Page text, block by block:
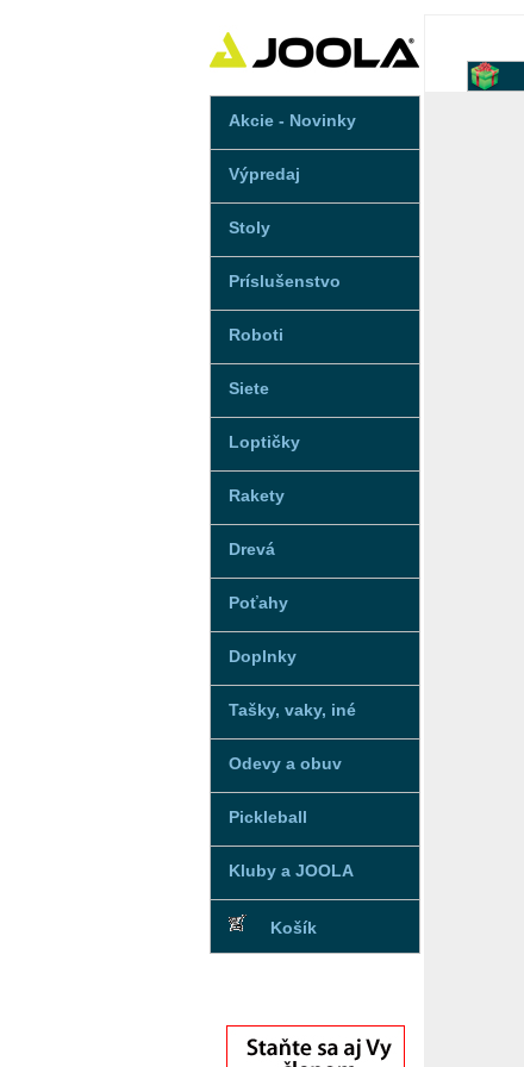
Akcie - Novinky
Výpredaj
Stoly
Príslušenstvo
Roboti
Siete
Loptičky
Rakety
Drevá
Poťahy
Doplnky
Tašky, vaky, iné
Odevy a obuv
Pickleball
Kluby a JOOLA
Košík